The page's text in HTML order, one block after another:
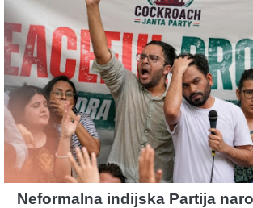
Neformalna indijska Partija